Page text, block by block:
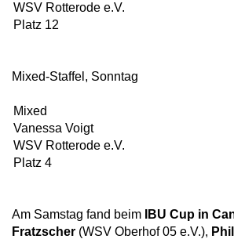
WSV Rotterode e.V.
Platz 12
Mixed-Staffel, Sonntag
Mixed
Vanessa Voigt
WSV Rotterode e.V.
Platz 4
Am Samstag fand beim IBU Cup in
Fratzscher (WSV Oberhof 05 e.V.),